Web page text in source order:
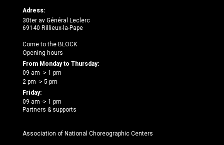
Adress:
30ter av Général Leclerc
69140 Rillieux-la-Pape
Come to the BLOCK
Opening hours
From Monday to Thursday:
09 am -> 1 pm
2 pm -> 5 pm
Friday:
09 am -> 1 pm
Partners & supports
Association of National Choreographic Centers